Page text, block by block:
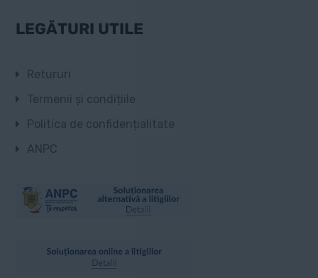
LEGĂTURI UTILE
Retururi
Termenii și condițiile
Politica de confidențialitate
ANPC